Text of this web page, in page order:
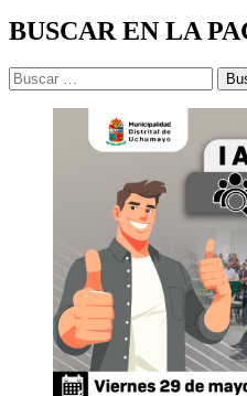
BUSCAR EN LA
Buscar: